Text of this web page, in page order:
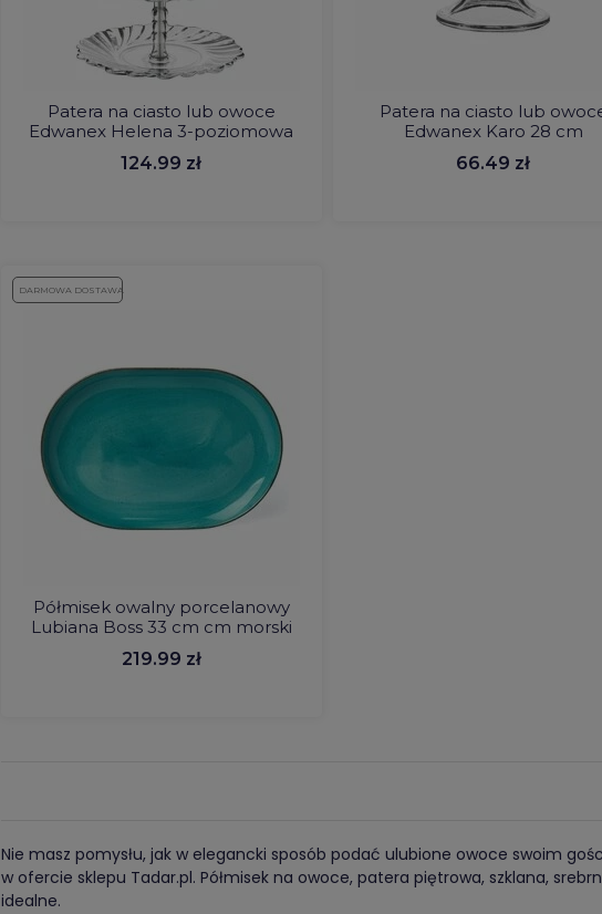
Patera na ciasto lub owoce
Edwanex Helena 3-poziomowa
124.99 zł
Patera na ciasto lub
Edwanex Karo 28 cm
66.49 zł
DARMOWA DOSTAWA
Półmisek owalny porcelanowy
Lubiana Boss 33 cm cm morski
219.99 zł
Nie masz pomysłu, jak w elegancki sposób podać ulubione owoce swoim
w ofercie sklepu Tadar.pl. Półmisek na owoce, patera piętrowa, szklana,
idealne.